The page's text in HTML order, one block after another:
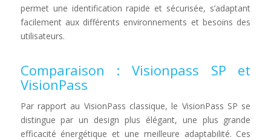
permet une identification rapide et sécurisée, s’adaptant
facilement aux différents environnements et besoins des
utilisateurs.
Comparaison : Visionpass SP et
VisionPass
Par rapport au VisionPass classique, le VisionPass SP se
distingue par un design plus élégant, une plus grande
efficacité énergétique et une meilleure adaptabilité. Ces